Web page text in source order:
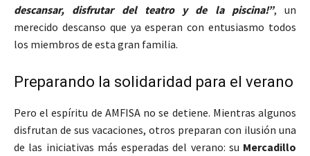
descansar, disfrutar del teatro y de la piscina!”, un
merecido descanso que ya esperan con entusiasmo todos
los miembros de esta gran familia.
Preparando la solidaridad para el verano
Pero el espíritu de AMFISA no se detiene. Mientras algunos
disfrutan de sus vacaciones, otros preparan con ilusión una
de las iniciativas más esperadas del verano: su Mercadillo